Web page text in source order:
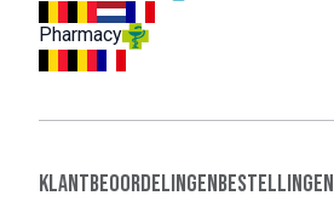
Pharmacy
KlantbeoordelingenBestellingen